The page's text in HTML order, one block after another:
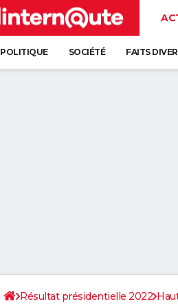
POLITIQUE SOCIÉTÉ FAITS
Résultat présidentielle 2022